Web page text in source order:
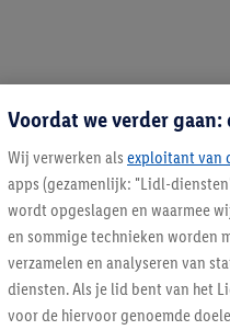
Voordat we verder
Wij verwerken als exploitant van
apps (gezamenlijk: "Lidl-
wordt opgeslagen en waarmee
en sommige technieken worden
verzamelen en analyseren van
diensten. Als je lid bent van het
voor de hiervoor genoemde